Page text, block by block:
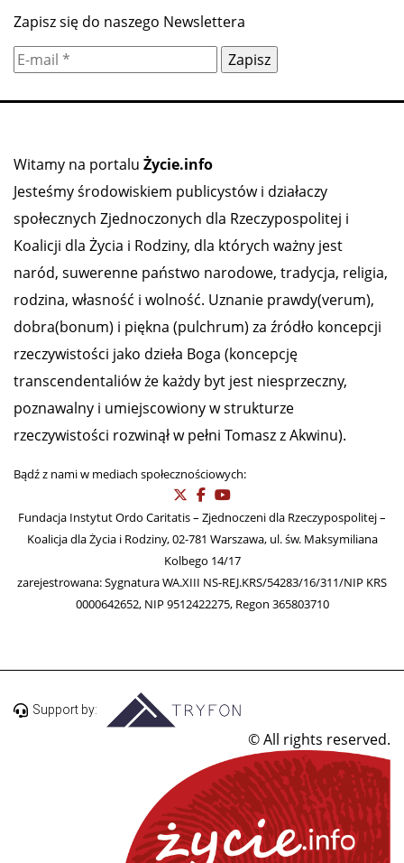
Zapisz się do naszego Newslettera
Witamy na portalu Życie.info
Jesteśmy środowiskiem publicystów i działaczy
społecznych Zjednoczonych dla Rzeczypospolitej i
Koalicji dla Życia i Rodziny, dla których ważny jest
naród, suwerenne państwo narodowe, tradycja, religia,
rodzina, własność i wolność. Uznanie prawdy(verum),
dobra(bonum) i piękna (pulchrum) za źródło koncepcji
rzeczywistości jako dzieła Boga (koncepcję
transcendentaliów że każdy byt jest niesprzeczny,
poznawalny i umiejscowiony w strukturze
rzeczywistości rozwinął w pełni Tomasz z Akwinu).
Bądź z nami w mediach społecznościowych:
Fundacja Instytut Ordo Caritatis – Zjednoczeni dla Rzeczypospolitej –
Koalicja dla Życia i Rodziny, 02-781 Warszawa, ul. św. Maksymiliana
Kolbego 14/17
zarejestrowana: Sygnatura WA.XIII NS-REJ.KRS/54283/16/311/NIP KRS
0000642652, NIP 9512422275, Regon 365803710
Support by:
© All rights reserved.